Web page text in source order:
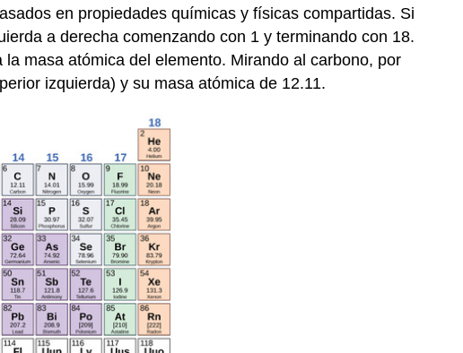
en propiedades químicas y físicas compartidas. Si
a derecha comenzando con 1 y terminando con 18.
masa atómica del elemento. Mirando al carbono, por
izquierda) y su masa atómica de 12.11.